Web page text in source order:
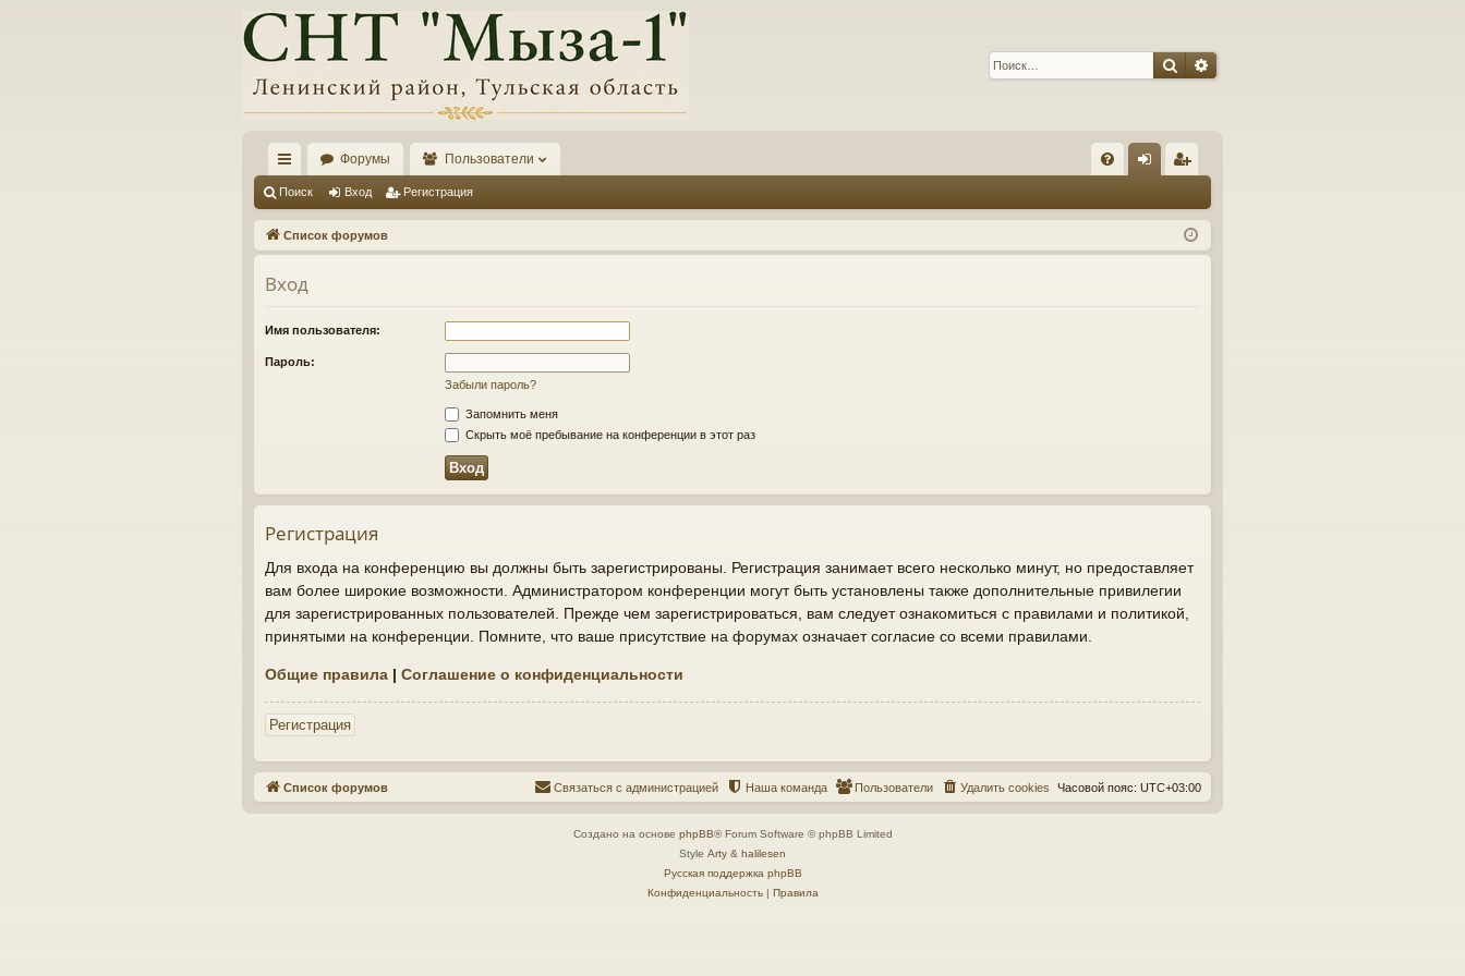
ПоискРасширенный поиск
с
ы
лк
и
Форумы Пользователи
Q д ис
тр
Поиск Вход Регистрация
Список форумов
Вход
Имя пользователя:
Пароль:
Забыли пароль?
Запомнить меня
Скрыть моё пребывание на конференции в этот раз
Регистрация
Для входа на конференцию вы должны быть зарегистрированы. Регистрация занимает всего несколько минут, но предоставляет
вам более широкие возможности. Администратором конференции могут быть установлены также дополнительные привилегии
для зарегистрированных пользователей. Прежде чем зарегистрироваться, вам следует ознакомиться с правилами и политикой,
принятыми на конференции. Помните, что ваше присутствие на форумах означает согласие со всеми правилами.
Общие правила | Соглашение о конфиденциальности
Регистрация
Список форумов Часовой пояс: UTC+03:00
Удалить cookies
Пользователи
Наша команда
Связаться с администрацией
Создано на основе phpBB® Forum Software © phpBB Limited
Style Arty & halilesen
Русская поддержка phpBB
Конфиденциальность| Правила